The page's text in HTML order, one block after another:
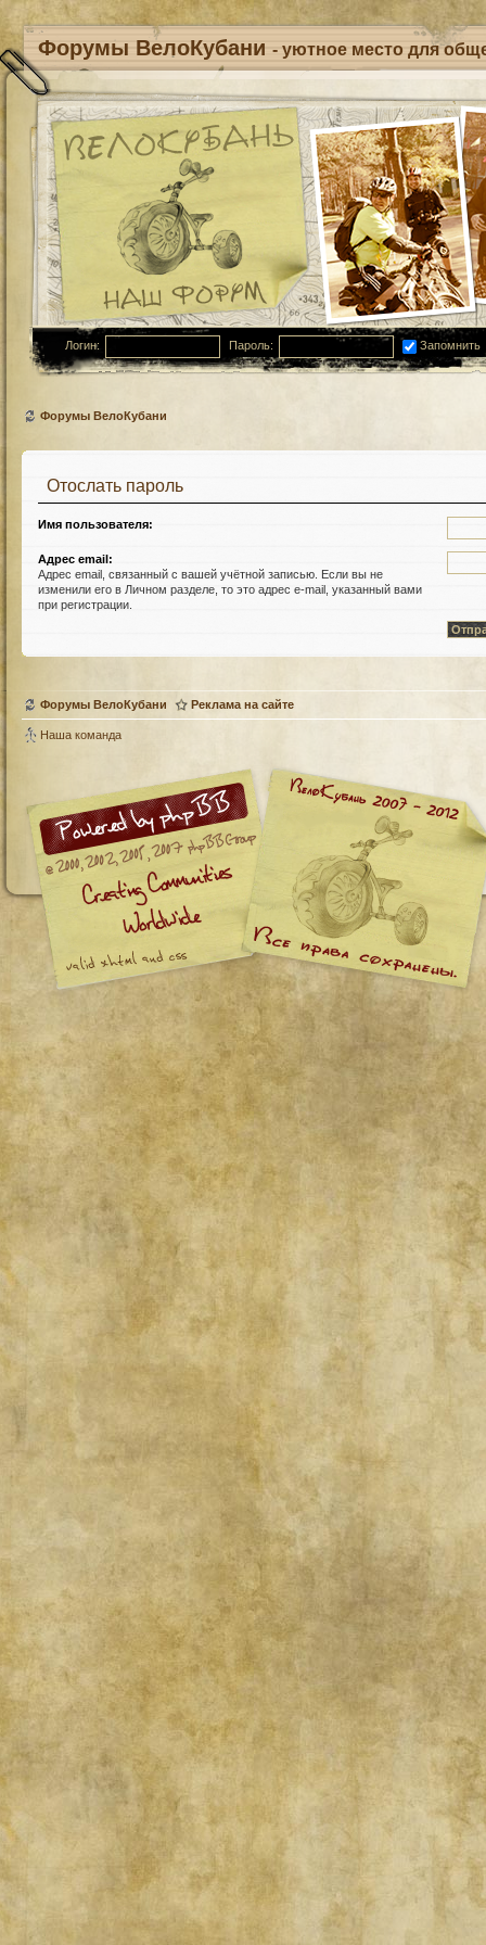
Форумы ВелоКубани - уютное место для
Логин: Пароль: Запомнить
Форумы ВелоКубани
Отослать пароль
Имя пользователя:
Адрес email:
Адрес email, связанный с вашей учётной записью. Если вы не
изменили его в Личном разделе, то это адрес e-mail, указанный вами
при регистрации.
Форумы ВелоКубани Реклама на сайте
Наша команда